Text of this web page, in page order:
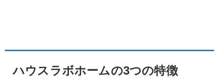
ハウスラボホームの3つの特徴